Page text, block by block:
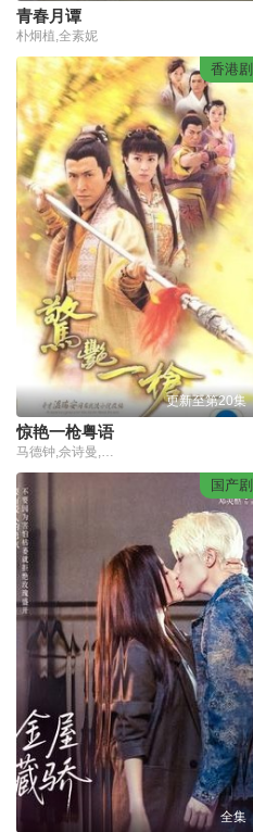
青春月谭
朴炯植,全素妮
香港剧
更新至第20集
惊艳一枪粤语
国产剧
全集